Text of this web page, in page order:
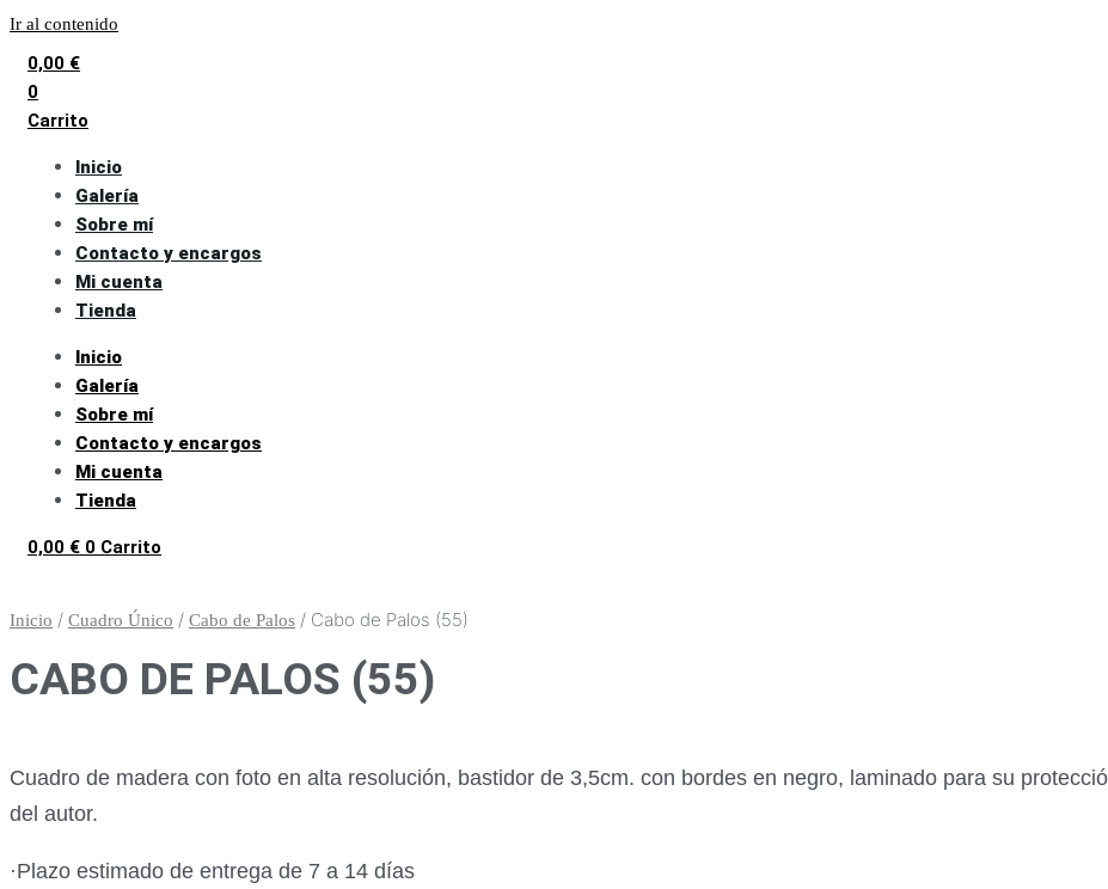
Ir al contenido
0,00 €
0
Carrito
Inicio
Galería
Sobre mí
Contacto y encargos
Mi cuenta
Tienda
Inicio
Galería
Sobre mí
Contacto y encargos
Mi cuenta
Tienda
0,00 € 0 Carrito
Inicio / Cuadro Único / Cabo de Palos / Cabo de Palos (55)
CABO DE PALOS (55)
Cuadro de madera con foto en alta resolución, bastidor de 3,5cm. con bordes en negro, laminado para su
del autor.
·Plazo estimado de entrega de 7 a 14 días